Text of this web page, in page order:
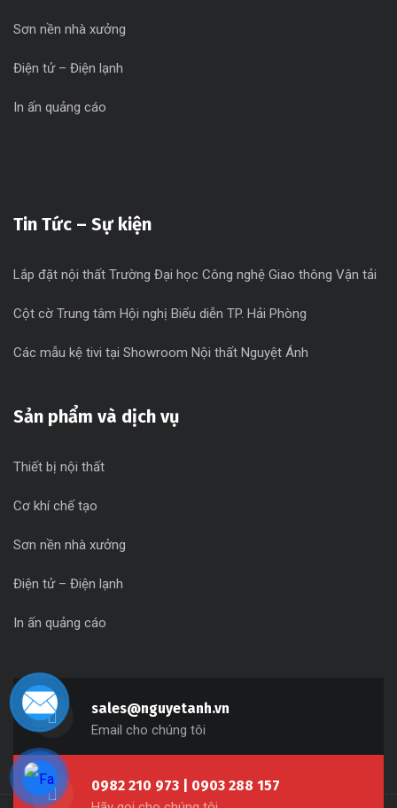
Sơn nền nhà xưởng
Điện tử – Điện lạnh
In ấn quảng cáo
Tin Tức – Sự kiện
Lắp đặt nội thất Trường Đại học Công nghệ Giao thông Vận tải
Cột cờ Trung tâm Hội nghị Biểu diễn TP. Hải Phòng
Các mẫu kệ tivi tại Showroom Nội thất Nguyệt Ánh
Sản phẩm và dịch vụ
Thiết bị nội thất
Cơ khí chế tạo
Sơn nền nhà xưởng
Điện tử – Điện lạnh
In ấn quảng cáo
sales@nguyetanh.vn
Email cho chúng tôi
0982 210 973 | 0903 288 157